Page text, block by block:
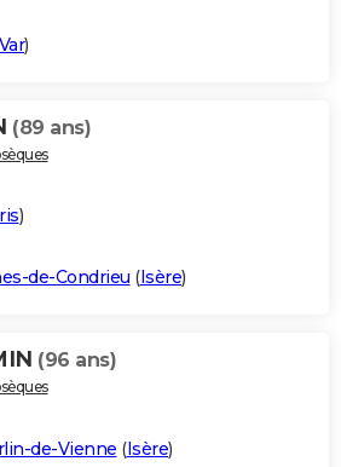
)
(89 ans)
)
de-Condrieu (Isère)
(96 ans)
de-Vienne (Isère)